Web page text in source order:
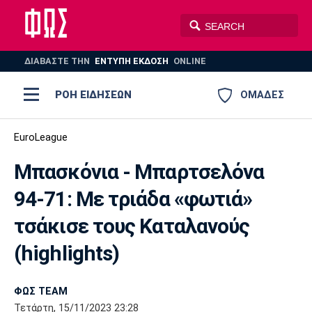
ΔΙΑΒΑΣΤΕ THN ΕΝΤΥΠΗ ΕΚΔΟΣΗ ONLINE
ΟΜΑΔΕΣ
ΡΟΗ ΕΙΔΗΣΕΩΝ
ΠΟΔΟΣΦΑΙΡΟ
AUTO-MOTO PLUS
Ποδόσφαιρο
Super League 1
Super League 2
Μπάσκετ
Ελλάδα
Ολυμπιακοί Αγώνες
Ολυμπιακός ΑΕΚ ΠΑΟΚ
EuroLeague
Μπασκόνια - Μπαρτσελόνα
94-71: Με τριάδα «φωτιά»
τσάκισε τους Καταλανούς
(highlights)
ΦΩΣ TEAM
Τετάρτη, 15/11/2023 23:28